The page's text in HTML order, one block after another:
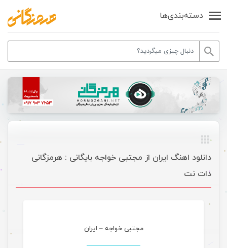
دسته‌بندی‌ها
دانلود اهنگ ایران از مجتبی خواجه بایگانی : هرمزگانی
دات نت
مجتبی خواجه – ایران